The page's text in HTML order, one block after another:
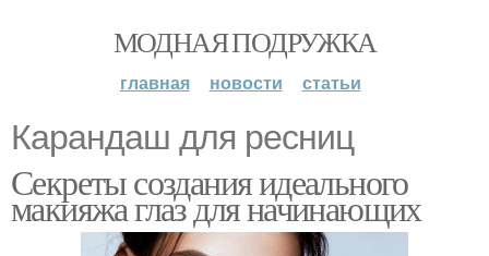
МОДНАЯ ПОДРУЖКА
главная новости статьи
Карандаш для ресниц
Секреты создания идеального
макияжа глаз для начинающих